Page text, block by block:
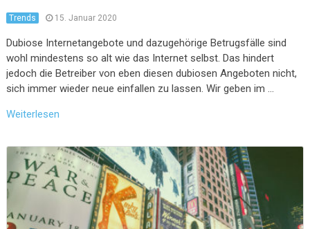
Trends 15. Januar 2020
Dubiose Internetangebote und dazugehörige Betrugsfälle sind
wohl mindestens so alt wie das Internet selbst. Das hindert
jedoch die Betreiber von eben diesen dubiosen Angeboten nicht,
sich immer wieder neue einfallen zu lassen. Wir geben im …
Weiterlesen